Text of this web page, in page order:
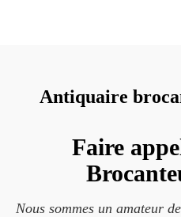
Antiquaire
Faire
Nous sommes un amateur